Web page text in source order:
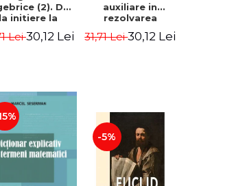
(2). De
la initiere la
Chirciu
Lei30,12 Lei
auxiliare in
rezolvarea
geometrie plana.
31,71 Lei30,12 Lei
-5%